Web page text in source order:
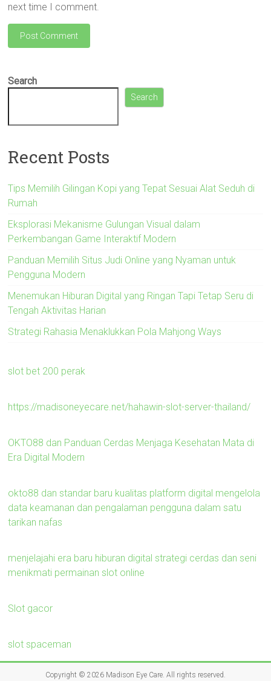
next time I comment.
Search
Search
Recent Posts
Tips Memilih Gilingan Kopi yang Tepat Sesuai Alat Seduh di
Rumah
Eksplorasi Mekanisme Gulungan Visual dalam
Perkembangan Game Interaktif Modern
Panduan Memilih Situs Judi Online yang Nyaman untuk
Pengguna Modern
Menemukan Hiburan Digital yang Ringan Tapi Tetap Seru di
Tengah Aktivitas Harian
Strategi Rahasia Menaklukkan Pola Mahjong Ways
slot bet 200 perak
https://madisoneyecare.net/hahawin-slot-server-thailand/
OKTO88 dan Panduan Cerdas Menjaga Kesehatan Mata di
Era Digital Modern
okto88 dan standar baru kualitas platform digital mengelola
data keamanan dan pengalaman pengguna dalam satu
tarikan nafas
menjelajahi era baru hiburan digital strategi cerdas dan seni
menikmati permainan slot online
Slot gacor
slot spaceman
Copyright © 2026 Madison Eye Care. All rights reserved.